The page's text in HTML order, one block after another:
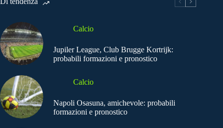
Calcio
Jupiler League, Club Brugge Kortrijk:
probabili formazioni e pronostico
Calcio
Napoli Osasuna, amichevole: probabili
formazioni e pronostico